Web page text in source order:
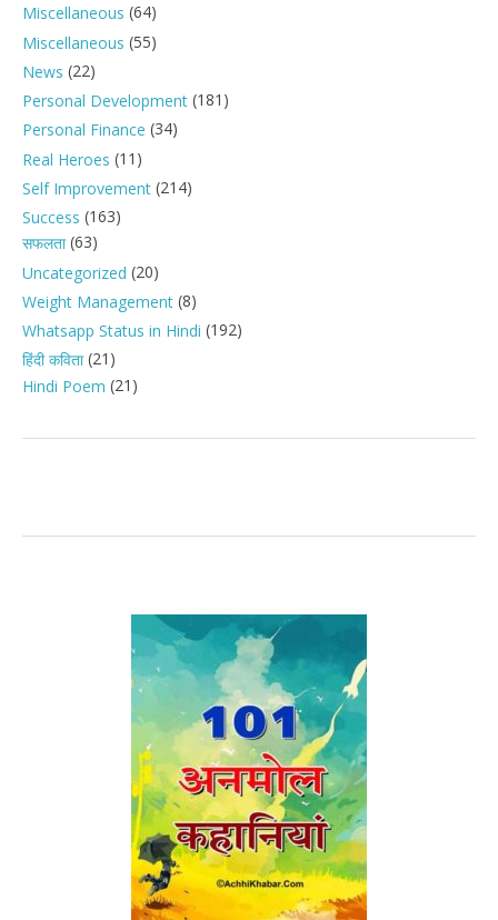
Miscellaneous (64)
Miscellaneous (55)
News (22)
Personal Development (181)
Personal Finance (34)
Real Heroes (11)
Self Improvement (214)
Success (163)
सफलता(63)
Uncategorized (20)
Weight Management (8)
Whatsapp Status in Hindi (192)
हिंदी कविता(21)
Hindi Poem (21)